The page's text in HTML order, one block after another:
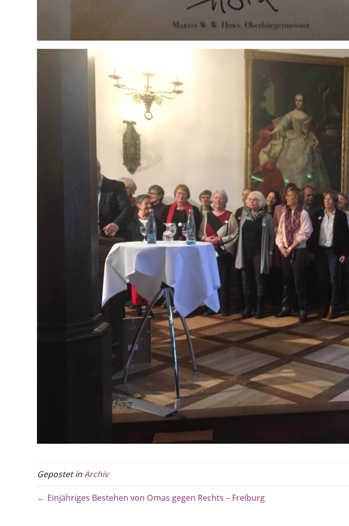
Gepostet inArchiv
← Einjähriges Bestehen von Omas gegen Rechts – Freiburg